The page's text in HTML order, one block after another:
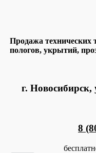
Продажа технических
пологов, укрытий,
г.
8